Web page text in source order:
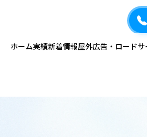
ホーム実績新着情報屋外広告・ロードサ